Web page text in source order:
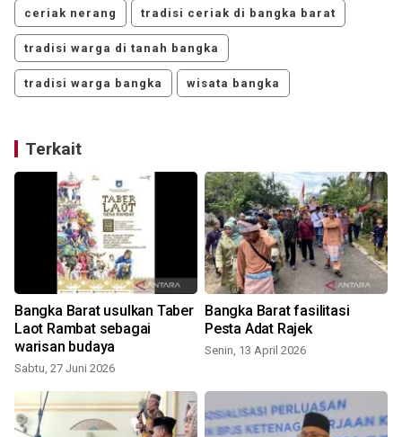
ceriak nerang tradisi ceriak di bangka barat
tradisi warga di tanah bangka
tradisi warga bangka wisata bangka
Terkait
Bangka Barat usulkan Taber
Laot Rambat sebagai
warisan budaya
Sabtu, 27 Juni 2026
Bangka Barat fasilitasi
Pesta Adat Rajek
Senin, 13 April 2026